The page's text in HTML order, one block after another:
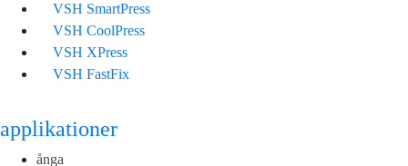
VSH SmartPress
VSH CoolPress
VSH XPress
VSH FastFix
applikationer
ånga